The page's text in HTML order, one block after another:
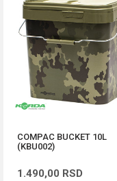
COMPAC BUCKET 10L
(KBU002)
1.490,00 RSD